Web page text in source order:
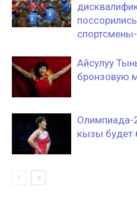
Айсулуу
бронзовую
Олимпиада-
кызы будет